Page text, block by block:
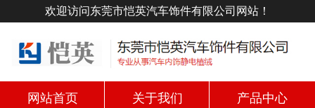
欢迎访问东莞市恺英汽车饰件有限公司网站！
网站首页 关于我们 产品中心